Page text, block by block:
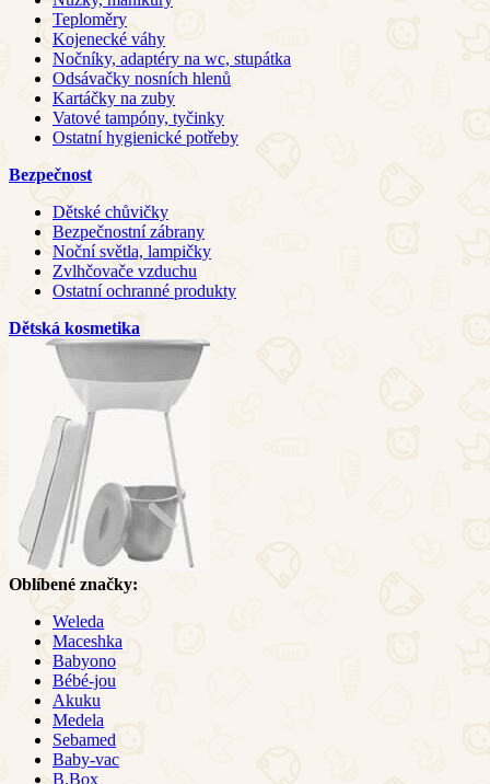
Teploměry
Kojenecké váhy
Nočníky, adaptéry na wc, stupátka
Odsávačky nosních hlenů
Kartáčky na zuby
Vatové tampóny, tyčinky
Ostatní hygienické potřeby
Bezpečnost
Dětské chůvičky
Bezpečnostní zábrany
Noční světla, lampičky
Zvlhčovače vzduchu
Ostatní ochranné produkty
Dětská kosmetika
Oblíbené značky:
Weleda
Maceshka
Babyono
Bébé-jou
Akuku
Medela
Sebamed
Baby-vac
B.Box